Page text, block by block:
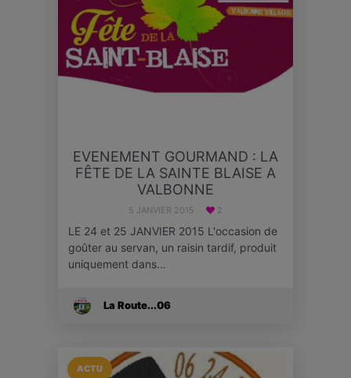
EVENEMENT GOURMAND : LA
FÊTE DE LA SAINTE BLAISE A
VALBONNE
5 JANVIER 2015 2
LE 24 et 25 JANVIER 2015 L'occasion de
goûter au servan, un raisin tardif, produit
uniquement dans…
La Route...06
ACTU